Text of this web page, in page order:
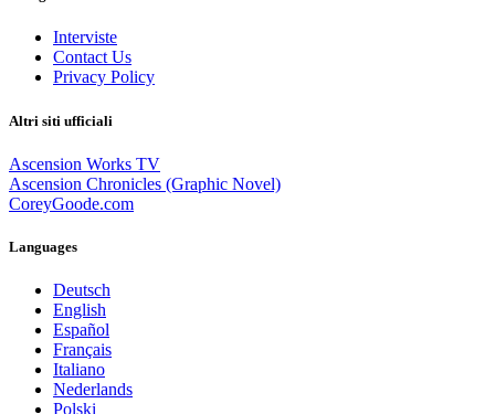
Interviste
Contact Us
Privacy Policy
Altri siti ufficiali
Ascension Works TV
Ascension Chronicles (Graphic Novel)
CoreyGoode.com
Languages
Deutsch
English
Español
Français
Italiano
Nederlands
Polski